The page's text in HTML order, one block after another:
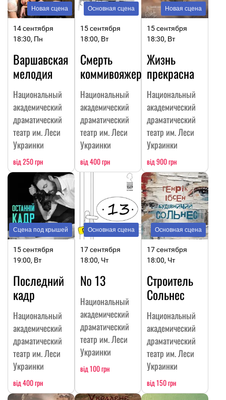
Новая сцена
14 сентября
18:30, Пн
Варшавская
мелодия
Национальный
академический
драматический
театр им. Леси
Украинки
від 250 грн
Основная сцена
15 сентября
18:00, Вт
Смерть
коммивояжера
Национальный
академический
драматический
театр им. Леси
Украинки
від 400 грн
Новая сцена
15 сентября
18:30, Вт
Жизнь
прекрасна
Национальный
академический
драматический
театр им. Леси
Украинки
від 900 грн
Сцена под крышей
15 сентября
19:00, Вт
Последний
кадр
Национальный
академический
драматический
театр им. Леси
Украинки
від 400 грн
Основная сцена
17 сентября
18:00, Чт
№ 13
Национальный
академический
драматический
театр им. Леси
Украинки
від 100 грн
Основная сцена
17 сентября
18:00, Чт
Строитель
Сольнес
Национальный
академический
драматический
театр им. Леси
Украинки
від 150 грн